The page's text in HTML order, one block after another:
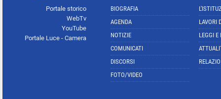
Portale storico
WebTv
YouTube
Portale Luce - Camera
BIOGRAFIA
AGENDA
NOTIZIE
COMUNICATI
DISCORSI
FOTO/VIDEO
LAVORI
LEGGI E